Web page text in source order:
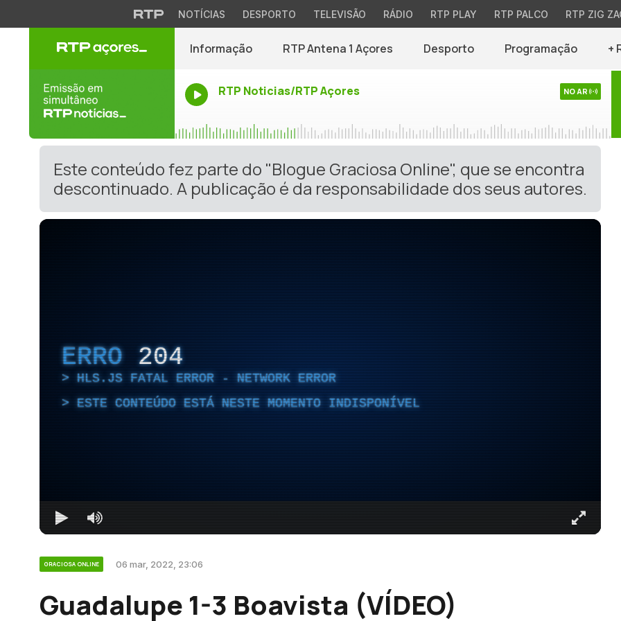
NOTÍCIAS DESPORTO TELEVISÃO RÁDIO RTP PLAY RTP PALCO RTP ZIG
Informação RTP Antena 1 Açores Desporto Programação +
RTP Noticias/RTP Açores NO AR
Este conteúdo fez parte do "Blogue Graciosa Online", que se encontra
descontinuado. A publicação é da responsabilidade dos seus autores.
ERRO 204
HLS.JS FATAL ERROR - NETWORK ERROR
ESTE CONTEÚDO ESTÁ NESTE MOMENTO INDISPONÍVEL
GRACIOSA ONLINE 06 mar, 2022, 23:06
Guadalupe 1-3 Boavista (VÍDEO)